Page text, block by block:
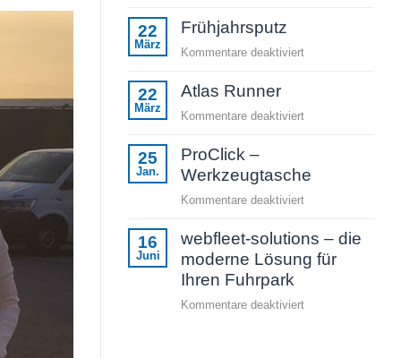
22
März
Frühjahrsputz
Kommentare deaktiviertfür
22
März
Atlas Runner
Kommentare deaktiviertfür
25
Jan.
ProClick –
Werkzeugtasche
Kommentare deaktiviertfür
–
Werkzeugtasche
16
Juni
webfleet-solutions – die
moderne Lösung für
Ihren Fuhrpark
Kommentare deaktiviertfür